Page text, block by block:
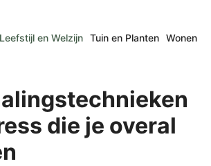
Leefstijl en Welzijn Tuin en Planten Wonen
die je overal